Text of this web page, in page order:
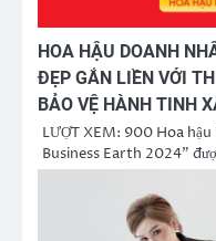
HOA HẬU DOANH
ĐẸP GẮN LIỀN VỚI
BẢO VỆ HÀNH TINH
LƯỢT XEM: 900 Hoa
Business Earth 2024”